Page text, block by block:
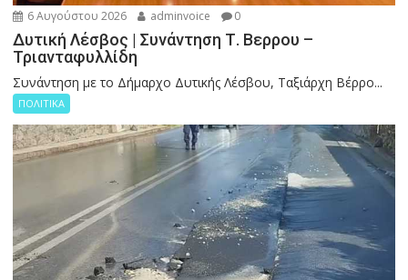
6 Αυγούστου 2026 adminvoice 0
Δυτική Λέσβος | Συνάντηση Τ. Βερρου –
Τριανταφυλλίδη
Συνάντηση με το Δήμαρχο Δυτικής Λέσβου, Ταξιάρχη Βέρρο...
ΠΟΛΙΤΙΚΑ